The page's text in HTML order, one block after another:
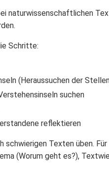
naturwissenschaftlichen
Schritte:
(Heraussuchen der
suchen
reflektieren
schwierigen Texten üben.
(Worum geht es?),